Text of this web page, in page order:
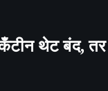
थेट बंद, तर